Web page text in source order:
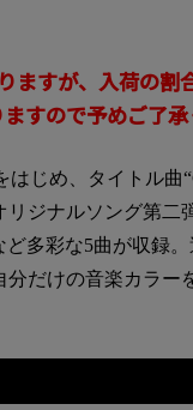
ますが、入荷の割
すので予めご了
じめ、タイトル曲
ジナルソング第二
ど多彩な5曲が収録
だけの音楽カラー